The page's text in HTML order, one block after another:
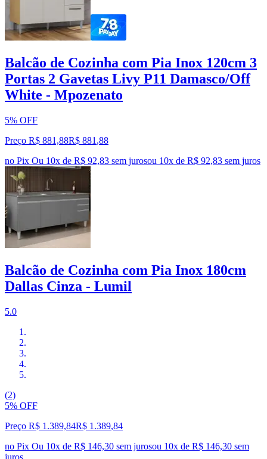
Balcão de Cozinha com Pia Inox 120cm 3
Portas 2 Gavetas Livy P11 Damasco/Off
White - Mpozenato
5% OFF
Preço R$ 881,88R$ 881 ,88
no Pix Ou 10x de R$ 92,83 sem jurosou 10x de R$ 92,83 sem juros
Balcão de Cozinha com Pia Inox 180cm
Dallas Cinza - Lumil
5.0
(2)
5% OFF
Preço R$ 1.389,84R$ 1.389,84
no Pix Ou 10x de R$ 146,30 sem jurosou 10x de R$ 146,30 sem
juros